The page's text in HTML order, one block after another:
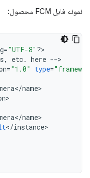
نمونه فایل FCM محصول:
="UTF-8" ?>
, etc. here -->
="1.0" type=
</name>
>
</name>
</instance>